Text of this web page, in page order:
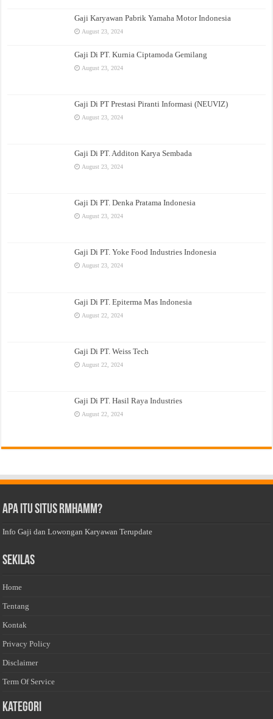
Gaji Karyawan Pabrik Yamaha Motor Indonesia
August 23, 2024
Gaji Di PT. Kurnia Ciptamoda Gemilang
August 23, 2024
Gaji Di PT Prestasi Piranti Informasi (NEUVIZ)
August 23, 2024
Gaji Di PT. Additon Karya Sembada
August 23, 2024
Gaji Di PT. Denka Pratama Indonesia
August 23, 2024
Gaji Di PT. Yoke Food Industries Indonesia
August 23, 2024
Gaji Di PT. Epiterma Mas Indonesia
August 22, 2024
Gaji Di PT. Weiss Tech
August 22, 2024
Gaji Di PT. Hasil Raya Industries
August 22, 2024
Apa Itu Situs Rmhamm?
Info Gaji dan Lowongan Karyawan Terupdate
Sekilas
Home
Tentang
Kontak
Privacy Policy
Disclaimer
Term Of Service
Kategori